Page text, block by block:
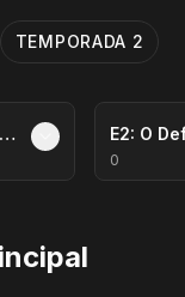
TEMPORADA 2
E2: O
0